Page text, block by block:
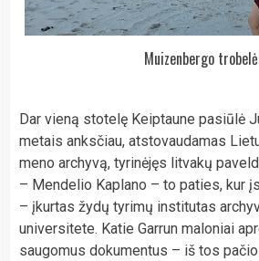
Muizenbergo
Dar vieną stotelę Keiptaune pasiūlė
metais anksčiau, atstovaudamas
meno archyvą, tyrinėjęs litvakų
– Mendelio Kaplano – to paties, kur
– įkurtas žydų tyrimų institutas
universitete. Katie Garrun maloniai
saugomus dokumentus – iš tos